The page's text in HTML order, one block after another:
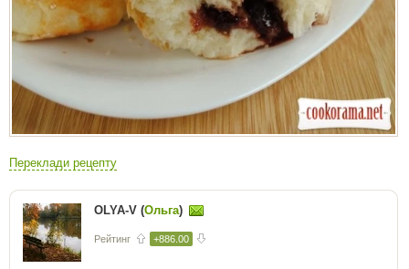
Переклади рецепту
OLYA-V (Ольга)
Рейтинг +886.00